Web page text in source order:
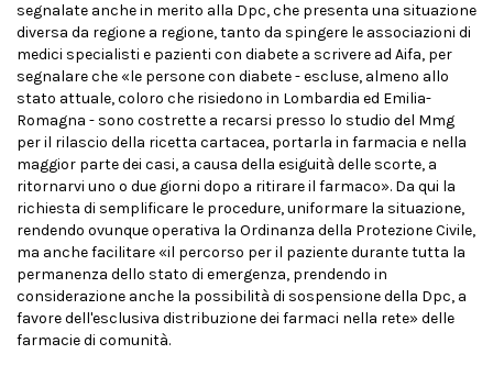
segnalate anche in merito alla Dpc, che presenta una situazione
diversa da regione a regione, tanto da spingere le associazioni di
medici specialisti e pazienti con diabete a scrivere ad Aifa, per
segnalare che «le persone con diabete - escluse, almeno allo
stato attuale, coloro che risiedono in Lombardia ed Emilia-
Romagna - sono costrette a recarsi presso lo studio del Mmg
per il rilascio della ricetta cartacea, portarla in farmacia e nella
maggior parte dei casi, a causa della esiguità delle scorte, a
ritornarvi uno o due giorni dopo a ritirare il farmaco». Da qui la
richiesta di semplificare le procedure, uniformare la situazione,
rendendo ovunque operativa la Ordinanza della Protezione Civile,
ma anche facilitare «il percorso per il paziente durante tutta la
permanenza dello stato di emergenza, prendendo in
considerazione anche la possibilità di sospensione della Dpc, a
favore dell'esclusiva distribuzione dei farmaci nella rete» delle
farmacie di comunità.